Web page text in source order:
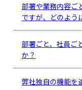
部署や業務内容ご
ですが、どのよう
部署ごと、社員ご
か？
弊社独自の機能を